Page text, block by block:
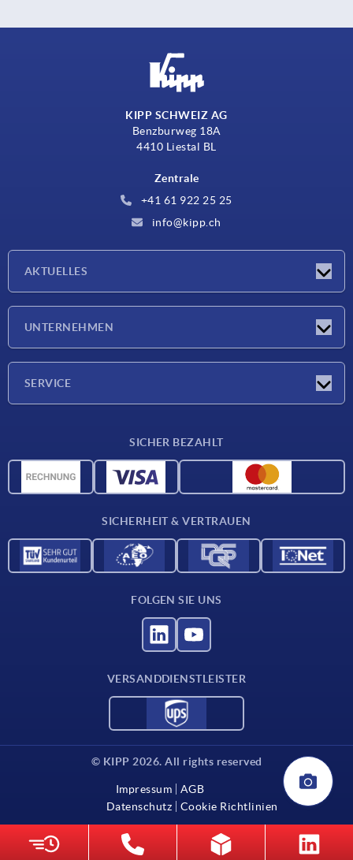
KIPP SCHWEIZ AG
Benzburweg 18A
4410 Liestal BL
Zentrale
+41 61 922 25 25
info@kipp.ch
AKTUELLES
UNTERNEHMEN
SERVICE
CAD-Daten
SICHER BEZAHLT
SICHERHEIT & VERTRAUEN
FOLGEN SIE UNS
VERSANDDIENSTLEISTER
© KIPP 2026. All rights reserved
Impressum
AGB
Datenschutz
Cookie Richtlinien